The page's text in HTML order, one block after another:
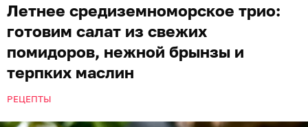
Летнее средиземноморское трио:
готовим салат из свежих
помидоров, нежной брынзы и
терпких маслин
РЕЦЕПТЫ